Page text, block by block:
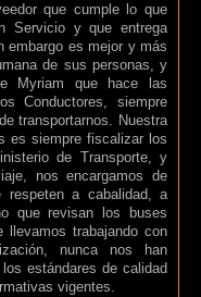
que cumple lo que
Servicio y que entrega
embargo es mejor y más
de sus personas, y
Myriam que hace las
Conductores, siempre
transportarnos. Nuestra
es siempre fiscalizar los
de Transporte, y
nos encargamos de
respeten a cabalidad, a
que revisan los buses
trabajando con
nunca nos han
estándares de calidad
vigentes.